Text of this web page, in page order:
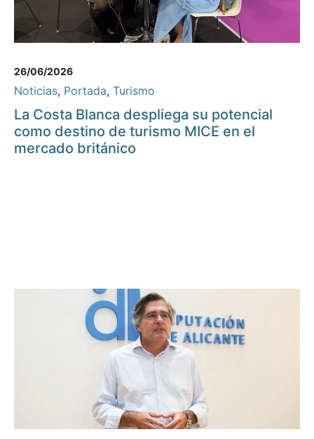
26/06/2026
Noticias, Portada, Turismo
La Costa Blanca despliega su potencial
como destino de turismo MICE en el
mercado británico